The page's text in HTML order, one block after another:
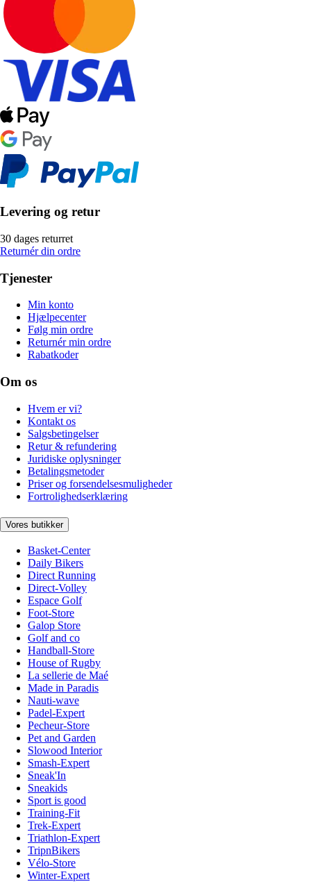
Levering og retur
30 dages returret
Returnér din ordre
Tjenester
Min konto
Hjælpecenter
Følg min ordre
Returnér min ordre
Rabatkoder
Om os
Hvem er vi?
Kontakt os
Salgsbetingelser
Retur & refundering
Juridiske oplysninger
Betalingsmetoder
Priser og forsendelsesmuligheder
Fortrolighedserklæring
Vores butikker
Basket-Center
Daily Bikers
Direct Running
Direct-Volley
Espace Golf
Foot-Store
Galop Store
Golf and co
Handball-Store
House of Rugby
La sellerie de Maé
Made in Paradis
Nauti-wave
Padel-Expert
Pecheur-Store
Pet and Garden
Slowood Interior
Smash-Expert
Sneak'In
Sneakids
Sport is good
Training-Fit
Trek-Expert
Triathlon-Expert
TripnBikers
Vélo-Store
Winter-Expert